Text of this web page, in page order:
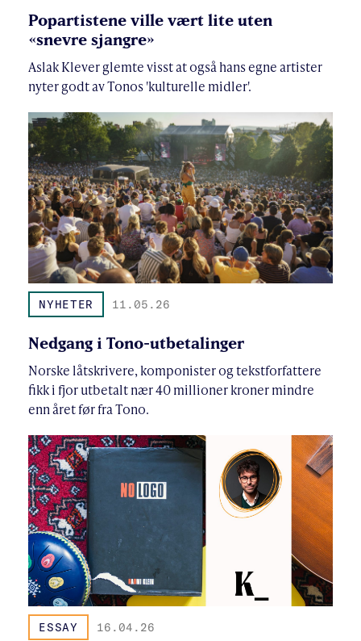
Popartistene ville vært lite uten
«snevre sjangre»
Aslak Klever glemte visst at også hans egne artister
nyter godt av Tonos 'kulturelle midler'.
NYHETER 11.05.26
Nedgang i Tono-utbetalinger
Norske låtskrivere, komponister og tekstforfattere
fikk i fjor utbetalt nær 40 millioner kroner mindre
enn året før fra Tono.
ESSAY 16.04.26